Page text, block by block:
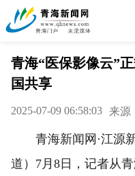
青海“医保影像云”
国共享
2025-07-09 06:58:03 来源
青海新闻网·江源
道）7月8日，记者从